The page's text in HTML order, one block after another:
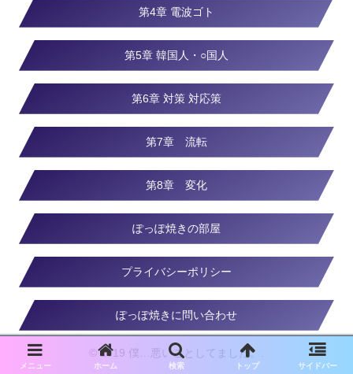
第4章 電波ゴト
第5章 韓国人・○国人
第6章 対策 対応策
第7章 流転
第8章 変化
ぽっぽ焼きの部屋
プライバシーポリシー
ぽっぽ焼きに問い合わせ
© 2019 僕…悪いことしてました。.
メニュー ホーム 検索 トップ サイドバー